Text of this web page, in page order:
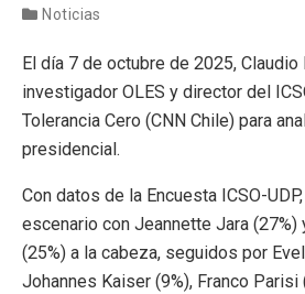
Noticias
El día 7 de octubre de 2025,
investigador OLES y director del
Tolerancia Cero (CNN Chile) para
presidencial.
Con datos de la Encuesta ICSO-
escenario con Jeannette Jara
(25%) a la cabeza, seguidos por
Johannes Kaiser (9%), Franco